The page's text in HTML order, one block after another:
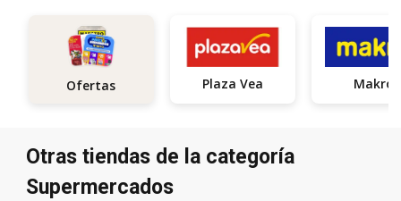
Ofertas Plaza Vea Makro
Otras tiendas de la categoría
Supermercados